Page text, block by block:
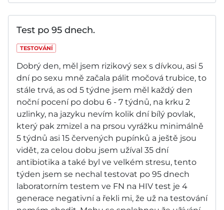
Test po 95 dnech.
TESTOVÁNÍ
Dobrý den, měl jsem rizikový sex s dívkou, asi 5
dní po sexu mně začala pálit močová trubice, to
stále trvá, as od 5 týdne jsem měl každý den
noční pocení po dobu 6 - 7 týdnů, na krku 2
uzlinky, na jazyku nevím kolik dní bílý povlak,
který pak zmizel a na prsou vyrážku minimálně
5 týdnů asi 15 červených pupínků a ještě jsou
vidět, za celou dobu jsem užíval 35 dní
antibiotika a také byl ve velkém stresu, tento
týden jsem se nechal testovat po 95 dnech
laboratorním testem ve FN na HIV test je 4
generace negativní a řekli mi, že už na testování